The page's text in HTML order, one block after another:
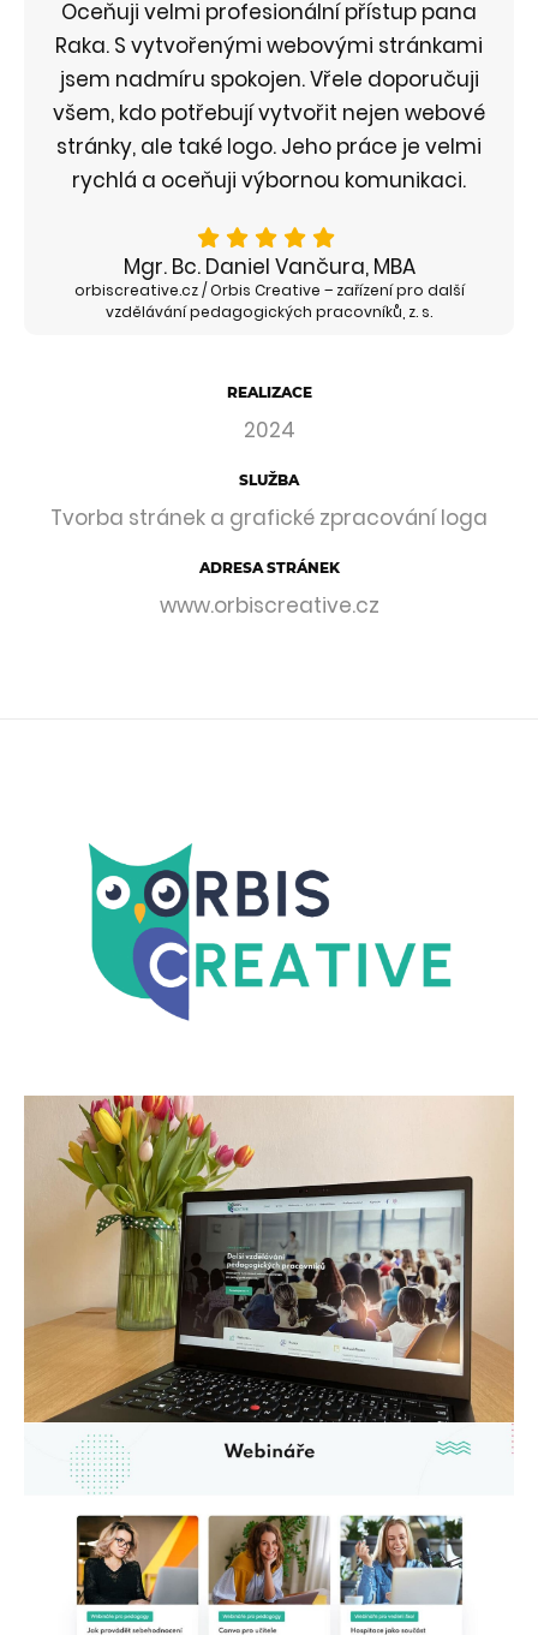
Oceňuji velmi profesionální přístup pana
Raka. S vytvořenými webovými stránkami
jsem nadmíru spokojen. Vřele doporučuji
všem, kdo potřebují vytvořit nejen webové
stránky, ale také logo. Jeho práce je velmi
rychlá a oceňuji výbornou komunikaci.
Mgr. Bc. Daniel Vančura, MBA
orbiscreative.cz / Orbis Creative – zařízení pro další
vzdělávání pedagogických pracovníků, z. s.
REALIZACE
2024
SLUŽBA
Tvorba stránek a grafické zpracování loga
ADRESA STRÁNEK
www.orbiscreative.cz